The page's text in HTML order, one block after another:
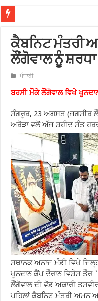
ਕੈਬਨਿਟ ਮੰਤਰੀ
ਲੌਂਗੋਵਾਲ ਨੂੰ
ਪੰਜਾਬੀ
ਬਰਸੀ ਮੌਕੇ ਲੌਂਗੋਵਾਲ ਵਿਖੇ
ਸੰਗਰੂਰ, 23 ਅਗਸਤ (ਜਗਸੀਰ
ਅਰੋੜਾ ਵਲੋਂ ਅੱਜ ਸ਼ਹੀਦ ਸੰਤ
ਸਥਾਨਕ ਅਨਾਜ ਮੰਡੀ ਵਿਖੇ
ਖੂਨਦਾਨ ਕੈਂਪ ਦੌਰਾਨ ਵਿਸ਼ੇਸ
ਲੌਂਗੋਵਾਲ ਦੀ ਵੱਡ ਅਕਾਰੀ
ਪਹਿਲਾਂ ਕੈਬਨਿਟ ਮੰਤਰੀ ਅਮਨ